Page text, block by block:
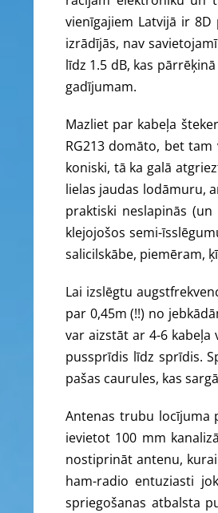
vienīgajiem Latvijā ir 8D
izrādījās, nav
līdz 1.5 dB, kas
gadījumam.
Mazliet par kabeļa
RG213 domāto, bet
koniski, tā ka galā
lielas jaudas lodāmuru,
praktiski neslapinās
klejojošos semi-
salicilskābe, piemēram,
Lai izslēgtu
par 0,45m (!!) no
var aizstāt ar 4-6
pussprīdis līdz sprīdis.
pašas caurules, kas
Antenas trubu locījuma
ievietot 100 mm
nostiprināt antenu,
ham-radio entuziasti
spriegošanas atbalsta